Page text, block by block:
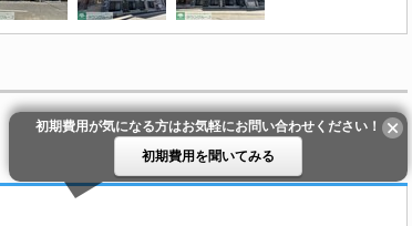
初期費用が気になる方はお気軽にお問い合わせください！
初期費用を聞いてみる